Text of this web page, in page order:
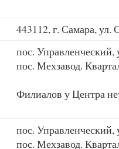
443112, г. Самара, ул.
пос.
пос. Мехзавод.
Филиалов у Центра
пос.
пос. Мехзавод.